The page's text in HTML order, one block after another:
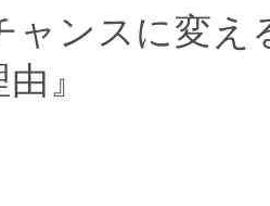
ンスに変え
』